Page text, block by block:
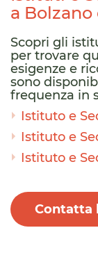
a
Scopri gli
per trovare
esigenze e
sono
frequenza in
Istituto e
Istituto e
Istituto e
Contatta